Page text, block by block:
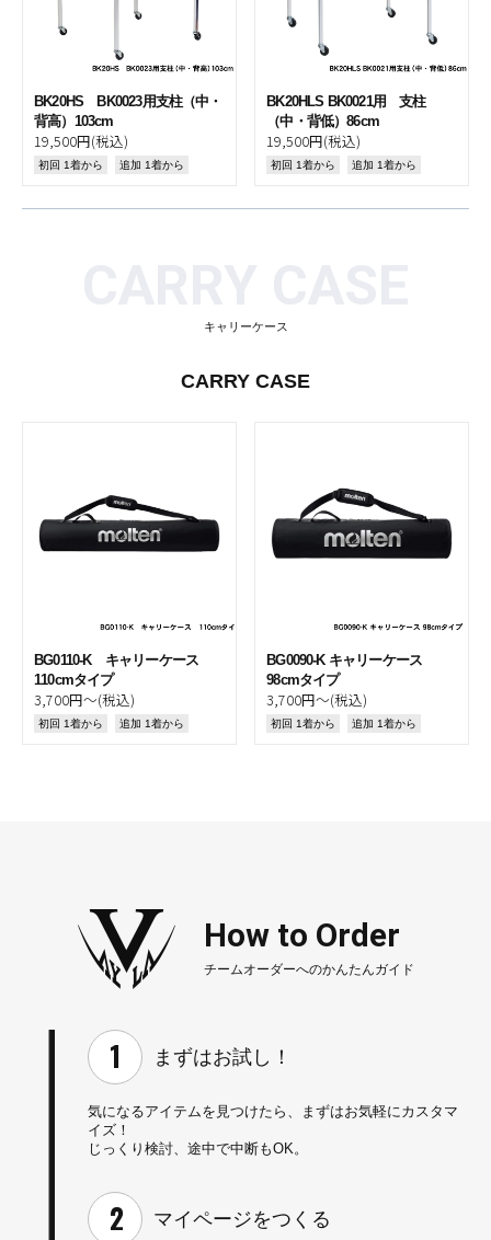
BK20HS BK0023用支柱（中・
背高）103cm
19,500円(税込)
初回 1着から 追加 1着から
BK20HLS BK0021用 支柱
（中・背低）86cm
19,500円(税込)
初回 1着から 追加 1着から
キャリーケース
CARRY CASE
BG0110-K キャリーケース
110cmタイプ
3,700円～(税込)
初回 1着から 追加 1着から
BG0090-K キャリーケース
98cmタイプ
3,700円～(税込)
初回 1着から 追加 1着から
How to Order
チームオーダーへのかんたんガイド
まずはお試し！
気になるアイテムを見つけたら、
まずはお気軽にカスタマ
イズ！
じっくり検討、途中で中断もOK。
マイページをつくる